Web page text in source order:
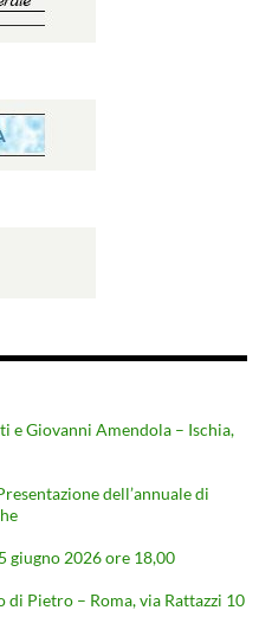
e Giovanni Amendola – Ischia,
dell’annuale di
giugno 2026 ore 18,00
di Pietro – Roma, via Rattazzi 10